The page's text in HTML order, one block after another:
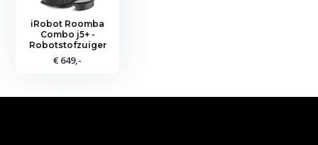
iRobot Roomba
Combo j5+ -
Robotstofzuiger
€ 649,-